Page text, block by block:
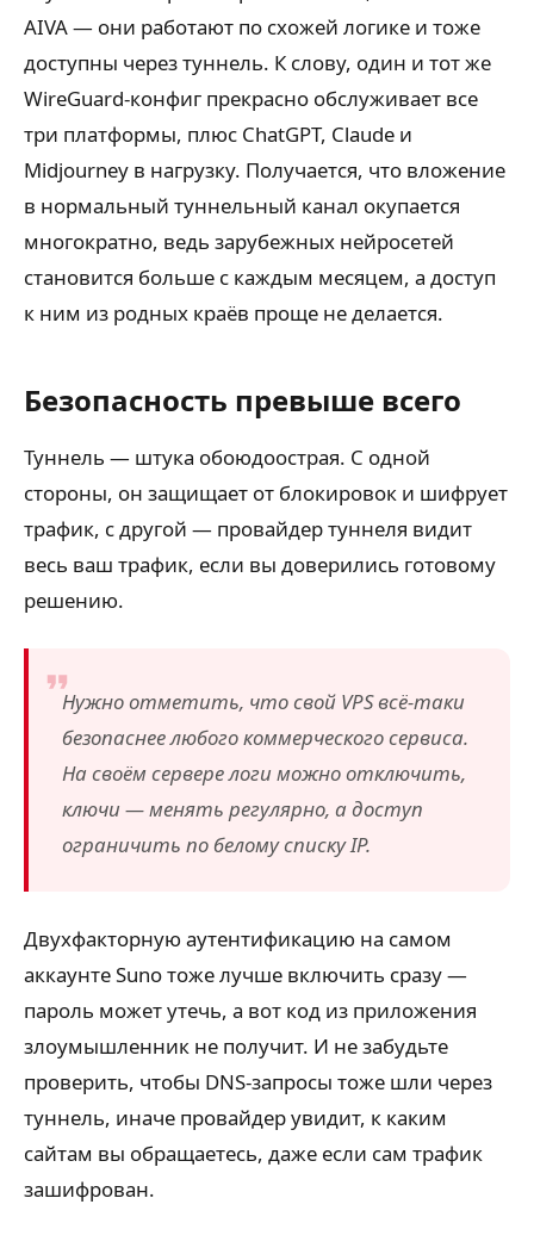
AIVA — они работают по схожей логике и тоже
доступны через туннель. К слову, один и тот же
WireGuard-конфиг прекрасно обслуживает все
три платформы, плюс ChatGPT, Claude и
Midjourney в нагрузку. Получается, что вложение
в нормальный туннельный канал окупается
многократно, ведь зарубежных нейросетей
становится больше с каждым месяцем, а доступ
к ним из родных краёв проще не делается.
Безопасность превыше всего
Туннель — штука обоюдоострая. С одной
стороны, он защищает от блокировок и шифрует
трафик, с другой — провайдер туннеля видит
весь ваш трафик, если вы доверились готовому
решению.
Нужно отметить, что свой VPS всё-таки
безопаснее любого коммерческого сервиса.
На своём сервере логи можно отключить,
ключи — менять регулярно, а доступ
ограничить по белому списку IP.
Двухфакторную аутентификацию на самом
аккаунте Suno тоже лучше включить сразу —
пароль может утечь, а вот код из приложения
злоумышленник не получит. И не забудьте
проверить, чтобы DNS-запросы тоже шли через
туннель, иначе провайдер увидит, к каким
сайтам вы обращаетесь, даже если сам трафик
зашифрован.